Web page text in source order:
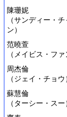
陳珊妮
（サンディー・チ
ン）
范曉萱
（メイビス・ファ
周杰倫
（ジェイ・チョウ
蘇慧倫
（ターシー・スー